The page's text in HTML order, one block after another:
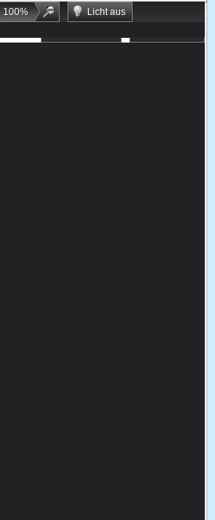
100%
Licht aus